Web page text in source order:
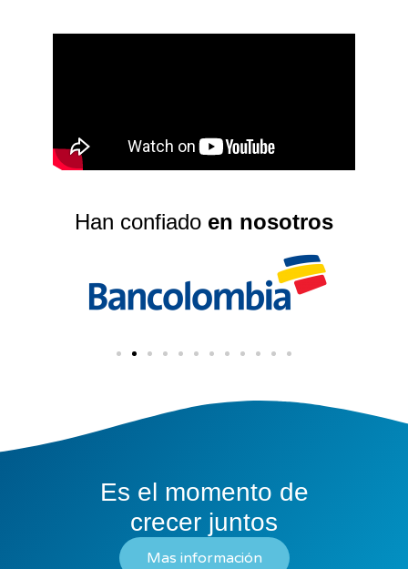
Han confiado en nosotros
Es el momento de
crecer juntos
Mas información